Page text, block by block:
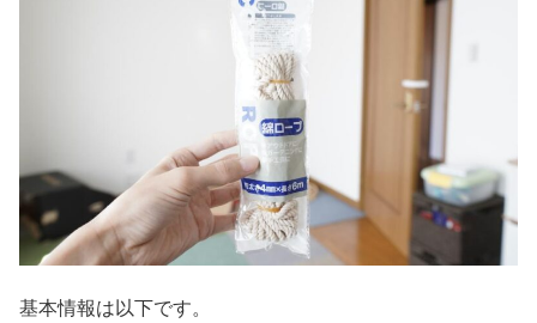
基本情報は以下です。